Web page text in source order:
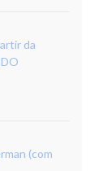
da
(com